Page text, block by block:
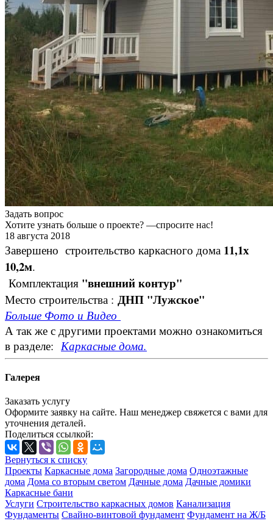
Задать вопрос
Хотите узнать больше о проекте? —спросите нас!
18 августа 2018
Завершено строительство каркасного дома 11,1х
10,2м.
Комплектация "внешний контур"
Место строительства : ДНП "Лужское"
Больше Фото и Видео
А так же с другими проектами можно ознакомиться
в разделе: Каркасные дома.
Галерея
Заказать услугу
Оформите заявку на сайте. Наш менеджер свяжется с вами для
уточнения деталей.
Поделиться ссылкой:
Вернуться к списку
Проекты Каркасные дома Загородные дома Одноэтажные
дома Дома со вторым светом Дачные дома Дачные домики
Каркасные бани
Услуги Строительство каркасных домов Канализация
Фундаменты Свайно-винтовой фундамент Фундамент на Ж/Б